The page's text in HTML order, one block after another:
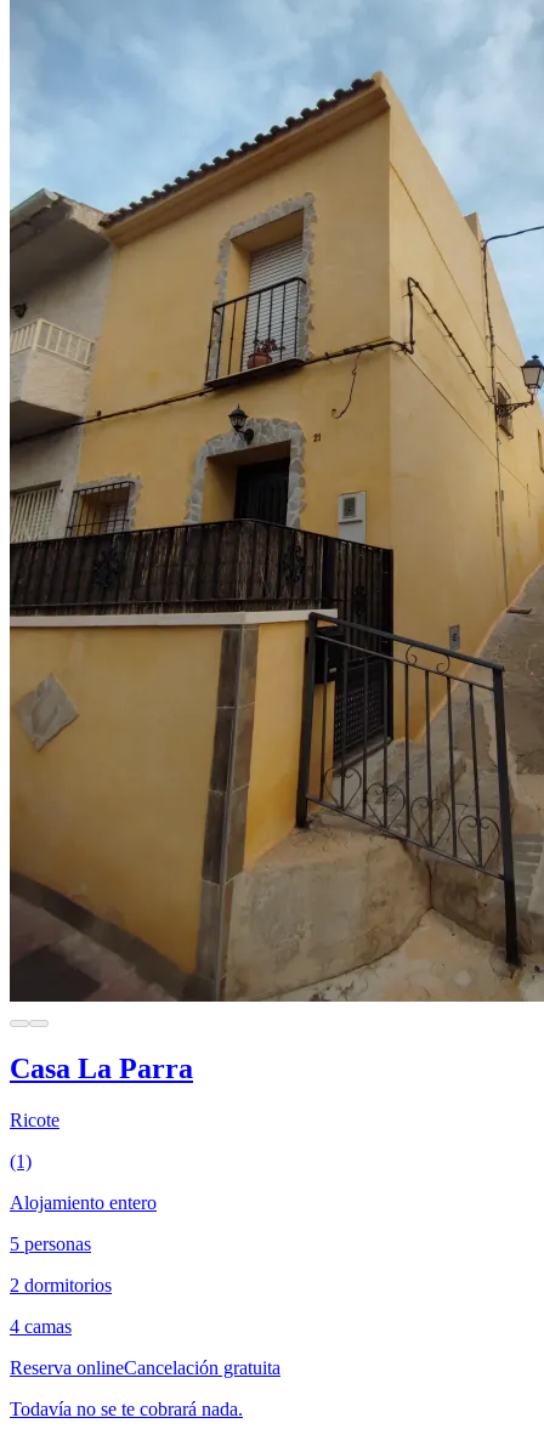
Casa La Parra
Ricote
(1)
Alojamiento entero
5 personas
2 dormitorios
4 camas
Reserva onlineCancelación gratuita
Todavía no se te cobrará nada.